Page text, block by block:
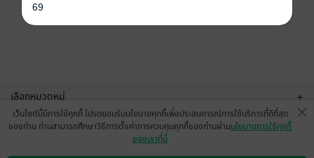
เลือกหมวดหมู่ +
บริการช่วยเหลือ
เว็บไซต์นี้มีการใช้คุกกี้ โปรดยอมรับนโยบายคุกกี้เพื่อประสบการณ์การใช้บริการที่ดีที่สุด
ของท่าน ท่านสามารถศึกษาวิธีการตั้งค่าการควบคุมคุกกี้ของท่านผ่านนโยบายการใช้คุกกี้
ของเราที่นี่
69